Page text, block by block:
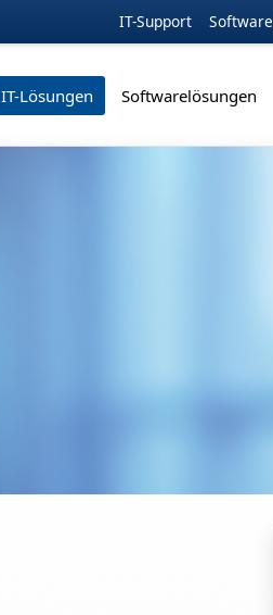
IT-Support
IT-Lösungen Softwarelösungen